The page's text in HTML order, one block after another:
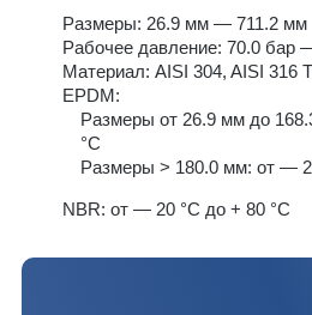
Размеры: 26.9 мм — 711.2 мм
Рабочее давление: 70.0 бар
Материал: AISI 304, AISI 316
EPDM:
Размеры от 26.9 мм до
°C
Размеры > 180.0 мм: от —
NBR: от — 20 °C до + 80 °C